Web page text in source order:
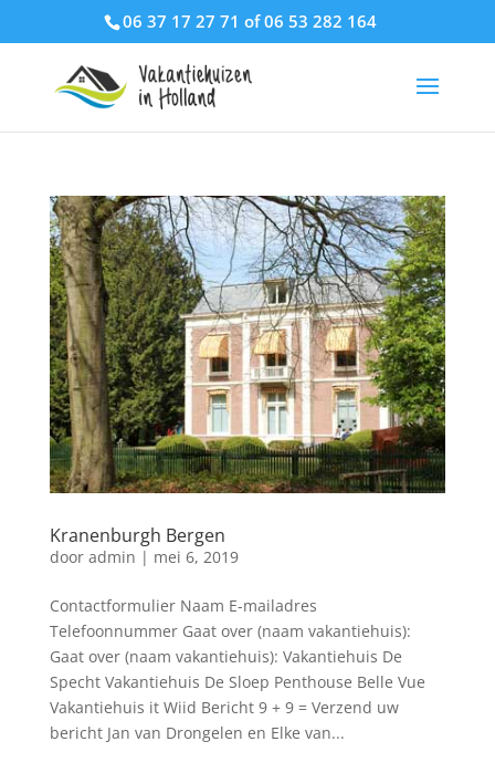
06 37 17 27 71 of 06 53 282 164
Kranenburgh Bergen
door admin | mei 6, 2019
Contactformulier Naam E-mailadres
Telefoonnummer Gaat over (naam vakantiehuis):
Gaat over (naam vakantiehuis): Vakantiehuis De
Specht Vakantiehuis De Sloep Penthouse Belle Vue
Vakantiehuis it Wiid Bericht 9 + 9 = Verzend uw
bericht Jan van Drongelen en Elke van...